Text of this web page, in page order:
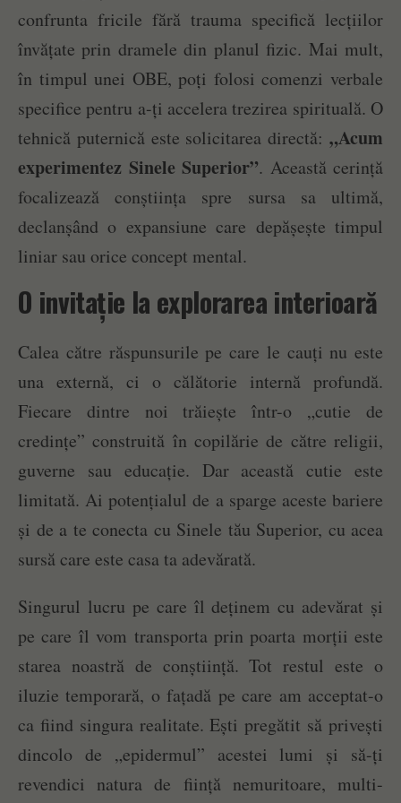
confrunta fricile fără trauma specifică lecțiilor
învățate prin dramele din planul fizic. Mai mult,
în timpul unei OBE, poți folosi comenzi verbale
specifice pentru a-ți accelera trezirea spirituală. O
tehnică puternică este solicitarea directă: „Acum
experimentez Sinele Superior”. Această cerință
focalizează conștiința spre sursa sa ultimă,
declanșând o expansiune care depășește timpul
liniar sau orice concept mental.
O invitație la explorarea interioară
Calea către răspunsurile pe care le cauți nu este
una externă, ci o călătorie internă profundă.
Fiecare dintre noi trăiește într-o „cutie de
credințe” construită în copilărie de către religii,
guverne sau educație. Dar această cutie este
limitată. Ai potențialul de a sparge aceste bariere
și de a te conecta cu Sinele tău Superior, cu acea
sursă care este casa ta adevărată.
Singurul lucru pe care îl deținem cu adevărat și
pe care îl vom transporta prin poarta morții este
starea noastră de conștiință. Tot restul este o
iluzie temporară, o fațadă pe care am acceptat-o
ca fiind singura realitate. Ești pregătit să privești
dincolo de „epidermul” acestei lumi și să-ți
revendici natura de ființă nemuritoare, multi-